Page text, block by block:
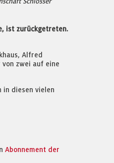
ist zurückgetreten.
Alfred
zwei auf eine
in diesen vielen
Abonnement der